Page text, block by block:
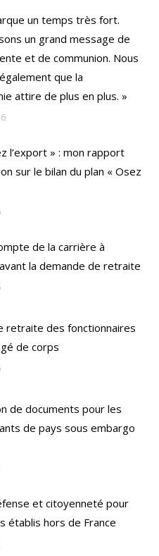
un temps très fort.
un grand message de
et de communion. Nous
que la
attire de plus en plus. »
l’export » : mon rapport
sur le bilan du plan « Osez
de la carrière à
la demande de retraite
retraite des fonctionnaires
de corps
de documents pour les
de pays sous embargo
et citoyenneté pour
établis hors de France